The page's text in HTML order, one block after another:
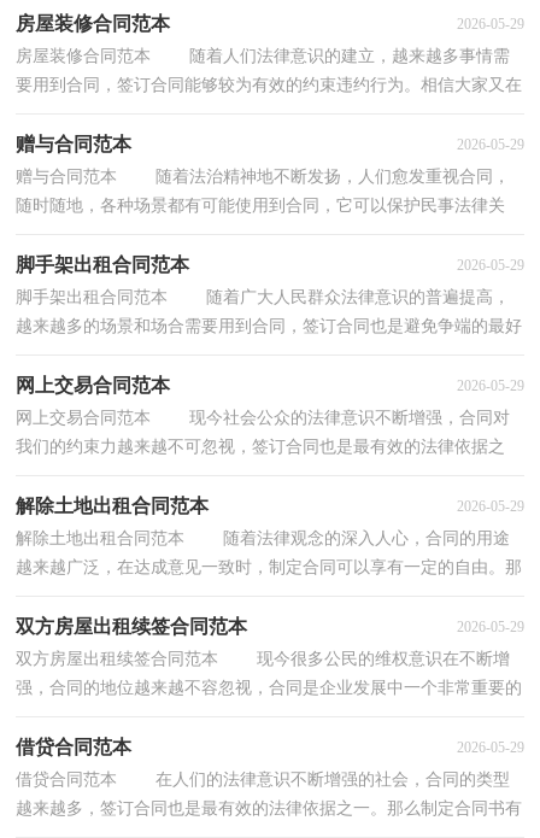
房屋装修合同范本 2026-05-29
房屋装修合同范本 随着人们法律意识的建立，越来越多事情需
要用到合同，签订合同能够较为有效的约束违约行为。相信大家又在
赠与合同范本 2026-05-29
赠与合同范本 随着法治精神地不断发扬，人们愈发重视合同，
随时随地，各种场景都有可能使用到合同，它可以保护民事法律关
脚手架出租合同范本 2026-05-29
脚手架出租合同范本 随着广大人民群众法律意识的普遍提高，
越来越多的场景和场合需要用到合同，签订合同也是避免争端的最好
网上交易合同范本 2026-05-29
网上交易合同范本 现今社会公众的法律意识不断增强，合同对
我们的约束力越来越不可忽视，签订合同也是最有效的法律依据之
解除土地出租合同范本 2026-05-29
解除土地出租合同范本 随着法律观念的深入人心，合同的用途
越来越广泛，在达成意见一致时，制定合同可以享有一定的自由。那
双方房屋出租续签合同范本 2026-05-29
双方房屋出租续签合同范本 现今很多公民的维权意识在不断增
强，合同的地位越来越不容忽视，合同是企业发展中一个非常重要的
借贷合同范本 2026-05-29
借贷合同范本 在人们的法律意识不断增强的社会，合同的类型
越来越多，签订合同也是最有效的法律依据之一。那么制定合同书有